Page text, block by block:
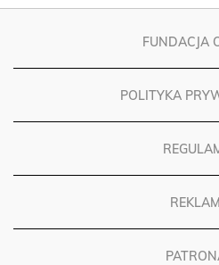
FUNDACJA
POLITYKA